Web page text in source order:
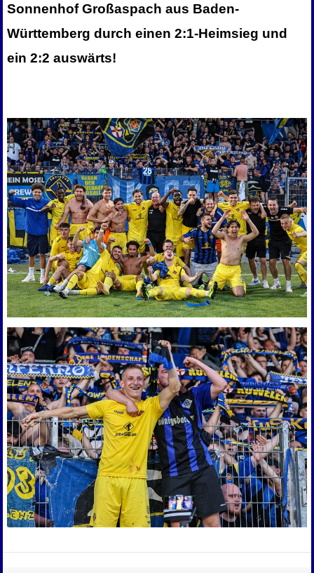
Sonnenhof Großaspach aus Baden-
Württemberg durch einen 2:1-Heimsieg und
ein 2:2 auswärts!